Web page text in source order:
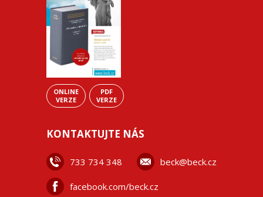
ONLINE
VERZE
PDF
VERZE
KONTAKTUJTE NÁS
733 734 348 beck@beck.cz
facebook.com/beck.cz